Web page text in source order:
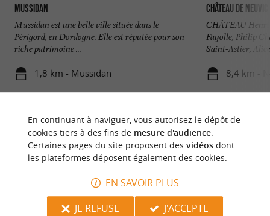
Mussidan
Mussidan est une belle ville située dans le
Périgord, en Dordogne. Elle est réputée pour son
riche patrimoine ...
1,8 km - Mussidan
Château de Neuvic
CHÂTEAU Henri
Fayolle, Philip
Saint-Astier,
8,4 km -
NOUS AVONS TESTÉPOUR VOUS
En continuant à naviguer, vous autorisez le dépôt de
cookies tiers à des fins de mesure d'audience.
Certaines pages du site proposent des vidéosdont
les plateformes déposent également des cookies.
EN SAVOIR PLUS
JE REFUSE
J'ACCEPTE